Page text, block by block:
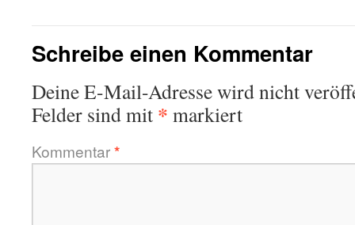
Schreibe einen Kommentar
Deine E-Mail-Adresse wird nicht
Felder sind mit * markiert
Kommentar*